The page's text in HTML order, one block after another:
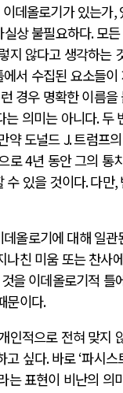
데올로기가 있는가,
상 불필요하다.모
지 않다고 생각하는
서 수집된 요소들이
경우 명확한 이름을
는 의미는 아니다.두
약 도널드J.트럼프
로4년 동안 그의 통
수 있을 것이다.다만,
올로기에 대해 일관
나친 미움 또는 찬사
을 이데올로기적 틀
문이다.
인적으로 전혀 맞지
고 싶다.바로‘파시스
는 표현이 비난의 의